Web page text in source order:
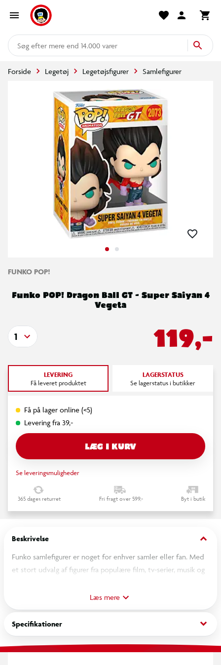
mere end 14.000 varer
Forside Legetøj Legetøjsfigurer Samlefigurer
FUNKO POP!
Funko POP! Dragon Ball GT - Super Saiyan 4
Vegeta
119,-
1
LEVERING
Få leveret produktet
LAGERSTATUS
Se lagerstatus i butikker
Få på lager online (<5)
Levering fra 39,-
LÆG I KURV
Se leveringsmuligheder
365 dages returret Fri fragt over 599,- Byt i butik
Beskrivelse keyboard_arrow_down
Funko samlefigurer er noget for enhver samler eller fan. Med
et stort udvalg af figurer fra populære film, tv-serier, musik og
din egen samling. Disse figurer er designet med
opmærksomhed på detaljer. Uanset om du vil vise dem frem i
dit hjem eller på dit kontor, vil de helt sikkert skabe
opmærksomhed. Så uanset om du samler på figurer fra Star
Wars, Marvel, The Office eller noget helt andet, så har Funko
Læs mere
Specifikationer keyboard_arrow_down